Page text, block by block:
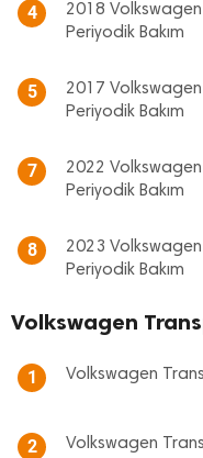
4
2018
Periyodik Bakım
5
2017
Periyodik Bakım
7
2022
Periyodik Bakım
8
2023
Periyodik Bakım
Volkswagen
1 Volkswagen
2 Volkswagen